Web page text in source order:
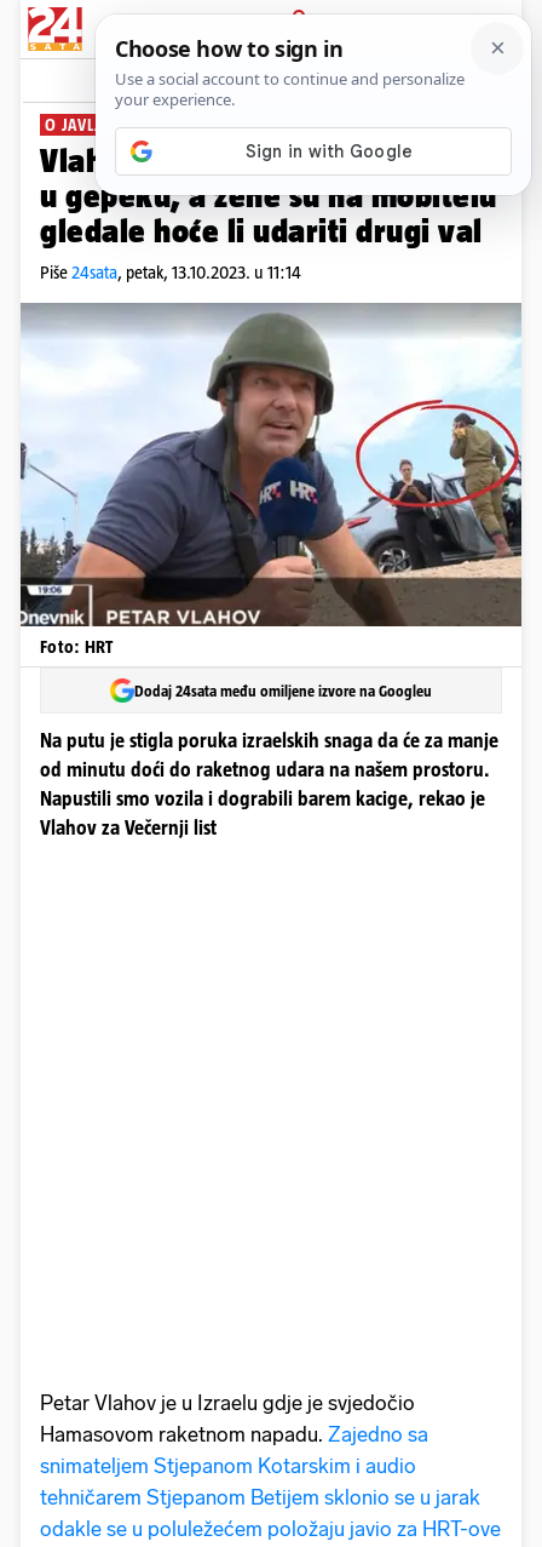
PRIJAVA
News Komentari
O JAVLJANJU IZ IZRAELA
Vlahov: Kacige i pancirke bile su
u gepeku, a žene su na mobitelu
gledale hoće li udariti drugi val
Piše24sata, petak, 13.10.2023. u 11:14
Foto: HRT
Dodaj 24sata među omiljene izvore na Googleu
Na putu je stigla poruka izraelskih snaga da će za manje
od minutu doći do raketnog udara na našem prostoru.
Napustili smo vozila i dograbili barem kacige, rekao je
Vlahov za Večernji list
Petar Vlahov je u Izraelu gdje je svjedočio
Hamasovom raketnom napadu. Zajedno sa
snimateljem Stjepanom Kotarskim i audio
tehničarem Stjepanom Betijem sklonio se u jarak
odakle se u poluležećem položaju javio za HRT-ove